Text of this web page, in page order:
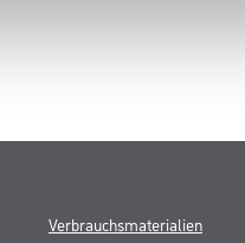
Verbrauchsmaterialien